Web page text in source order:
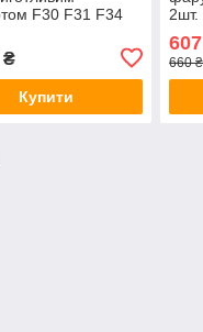
F30 F31 F34
Купити
2шт.
660